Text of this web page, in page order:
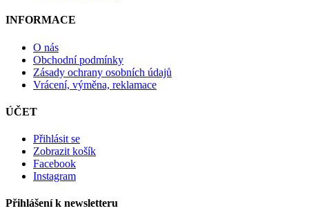
INFORMACE
O nás
Obchodní podmínky
Zásady ochrany osobních údajů
Vrácení, výměna, reklamace
ÚČET
Přihlásit se
Zobrazit košík
Facebook
Instagram
Přihlášení k newsletteru